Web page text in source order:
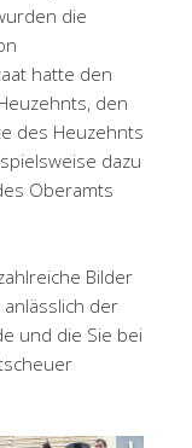
die
hatte den
den
des Heuzehnts
dazu
Oberamts
Bilder
der
und die Sie bei